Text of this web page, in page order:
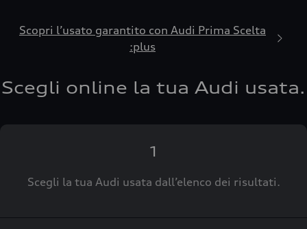
Scopri l’usato garantito con Audi Prima Scelta
:plus
Scegli online la tua Audi usata.
1
Scegli la tua Audi usata dall’elenco dei risultati.